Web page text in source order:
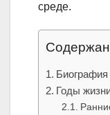
среде.
Годы